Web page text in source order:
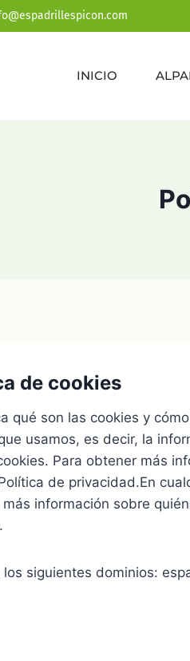
INICIO
de cookies
qué son las cookies y
usamos, es decir, la
Para obtener más
de privacidad.En
información sobre
siguientes dominios: